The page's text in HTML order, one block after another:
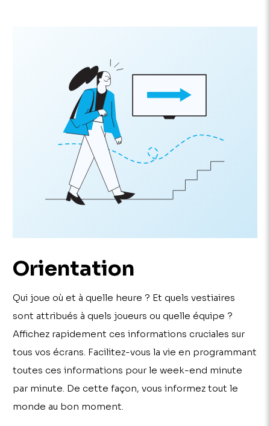
Orientation
Qui joue où et à quelle heure ? Et quels vestiaires
sont attribués à quels joueurs ou quelle équipe ?
Affichez rapidement ces informations cruciales sur
tous vos écrans. Facilitez-vous la vie en programmant
toutes ces informations pour le week-end minute
par minute. De cette façon, vous informez tout le
monde au bon moment.